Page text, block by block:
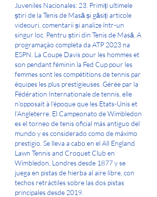
Juveniles Nacionales: 23. Primiți ultimele
știri de la Tenis de Masă și găsiți articole
videouri, comentarii și analize într-un
singur loc. Pentru știri din Tenis de Masă. A
programação completa da ATP 2023 na
ESPN. La Coupe Davis pour les hommes et
son pendant féminin la Fed Cup pour les
femmes sont les compétitions de tennis par
équipes les plus prestigieuses. Gérée par la
Fédération Internationale de tennis, elle
n’opposait à l’époque que les Etats-Unis et
l’Angleterre. El Campeonato de Wimbledon
es el torneo de tenis oficial más antiguo del
mundo y es considerado como de máximo
prestigio. Se lleva a cabo en el All England
Lawn Tennis and Croquet Club en
Wimbledon, Londres desde 1877 y se
juega en pistas de hierba al aire libre, con
techos retráctiles sobre las dos pistas
principales desde 2019.